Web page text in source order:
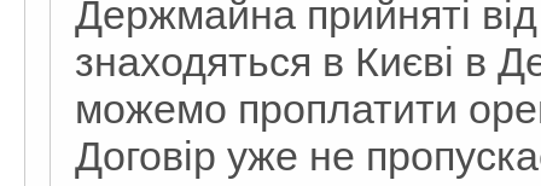
Держмайна прийняті
знаходяться в Києві в
можемо проплатити
Договір уже не